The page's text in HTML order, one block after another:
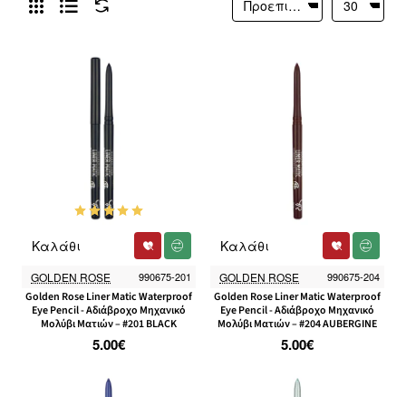
GOLDEN ROSE 990675-201
Golden Rose Liner Matic Waterproof
Eye Pencil - Αδιάβροχο Μηχανικό
Μολύβι Ματιών – #201 BLACK
5.00€
Καλάθι
GOLDEN ROSE 990675-204
Golden Rose Liner Matic Waterproof
Eye Pencil - Αδιάβροχο Μηχανικό
Μολύβι Ματιών – #204 AUBERGINE
5.00€
Καλάθι